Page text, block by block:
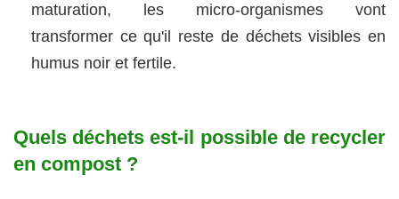
maturation, les micro-organismes vont
transformer ce qu'il reste de déchets visibles en
humus noir et fertile.
Quels déchets est-il possible de recycler
en compost ?